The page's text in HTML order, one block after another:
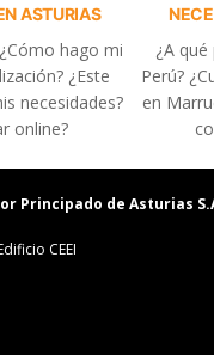
ASTURIAS
hago mi
¿Este
necesidades?
online?
¿A
Perú?
en
Principado de Asturias
CEEI